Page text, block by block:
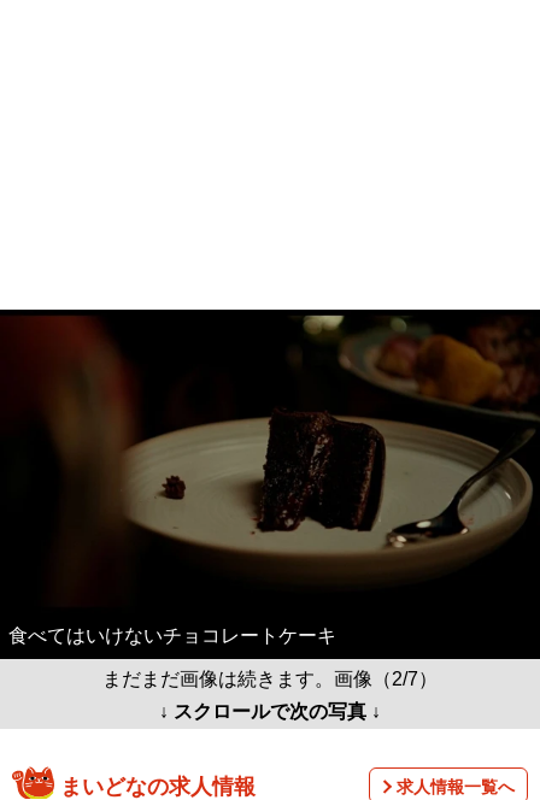
食べてはいけないチョコレートケーキ
まだまだ画像は続きます。画像（2/7）
↓ スクロールで次の写真 ↓
まいどなの求人情報 求人情報一覧へ